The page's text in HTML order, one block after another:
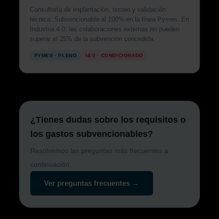
Consultoría de implantación, testeo y validación
técnica. Subvencionable al 100% en la línea Pymes. En
Industria 4.0, las colaboraciones externas no pueden
superar el 25% de la subvención concedida.
PYMES · PLENO I4.0 · CONDICIONADO
¿Tienes dudas sobre los requisitos o
los gastos subvencionables?
Resolvemos las preguntas más frecuentes a
continuación.
Ver preguntas frecuentes →